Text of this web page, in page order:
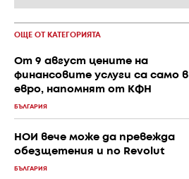
ОЩЕ ОТ КАТЕГОРИЯТА
От 9 август цените на
финансовите услуги са само в
евро, напомнят от КФН
БЪЛГАРИЯ
НОИ вече може да превежда
обезщетения и по Revolut
БЪЛГАРИЯ